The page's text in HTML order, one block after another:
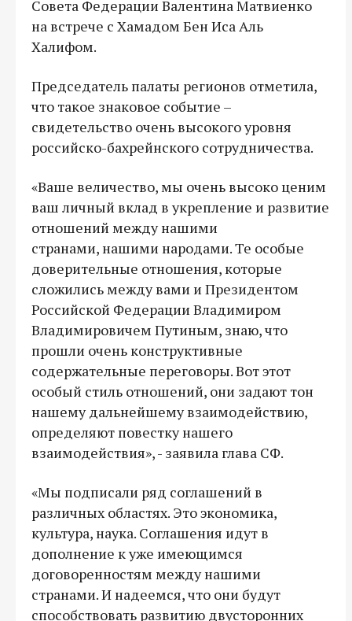
Совета Федерации Валентина Матвиенко
на встрече с Хамадом Бен Иса Аль
Халифом.
Председатель палаты регионов отметила,
что такое знаковое событие –
свидетельство очень высокого уровня
российско-бахрейнского сотрудничества.
«Ваше величество, мы очень высоко ценим
ваш личный вклад в укрепление и развитие
отношений между нашими
странами, нашими народами. Те особые
доверительные отношения, которые
сложились между вами и Президентом
Российской Федерации Владимиром
Владимировичем Путиным, знаю, что
прошли очень конструктивные
содержательные переговоры. Вот этот
особый стиль отношений, они задают тон
нашему дальнейшему взаимодействию,
определяют повестку нашего
взаимодействия», - заявила глава СФ.
«Мы подписали ряд соглашений в
различных областях. Это экономика,
культура, наука. Соглашения идут в
дополнение к уже имеющимся
договоренностям между нашими
странами. И надеемся, что они будут
способствовать развитию двусторонних